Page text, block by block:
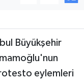
Büyükşehir
eylemleri